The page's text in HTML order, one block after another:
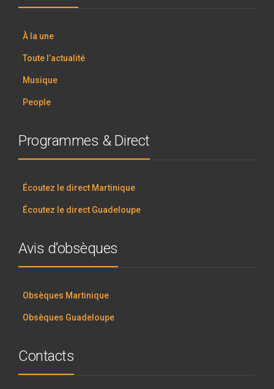
À la une
Toute l’actualité
Musique
People
Programmes & Direct
Écoutez le direct Martinique
Écoutez le direct Guadeloupe
Avis d’obsèques
Obsèques Martinique
Obsèques Guadeloupe
Contacts